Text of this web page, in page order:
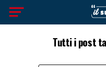
Tutti i post